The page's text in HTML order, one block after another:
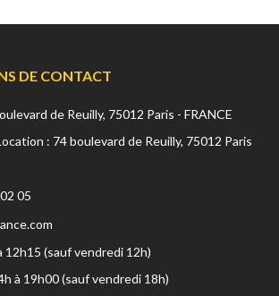
DE CONTACT
de Reuilly, 75012 Paris - FRANCE
: 74 boulevard de Reuilly, 75012 Paris
05
12h15 (sauf vendredi 12h)
à 19h00 (sauf vendredi 18h)